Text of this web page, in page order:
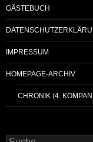
GÄSTEBUCH
IMPRESSUM
HOMEPAGE-ARCHIV
CHRONIK (4.